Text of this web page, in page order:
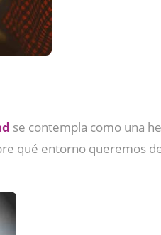
se contempla como una
qué entorno queremos